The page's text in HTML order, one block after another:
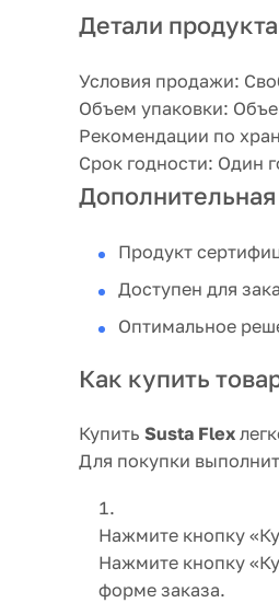
Детали
Условия продажи:
Объем упаковки:
Рекомендации по
Срок годности: Один
Продукт
Доступен для
Оптимальное
Как купить
Купить Susta Flex
Для покупки
Нажмите кнопку
Нажмите кнопку
форме заказа.